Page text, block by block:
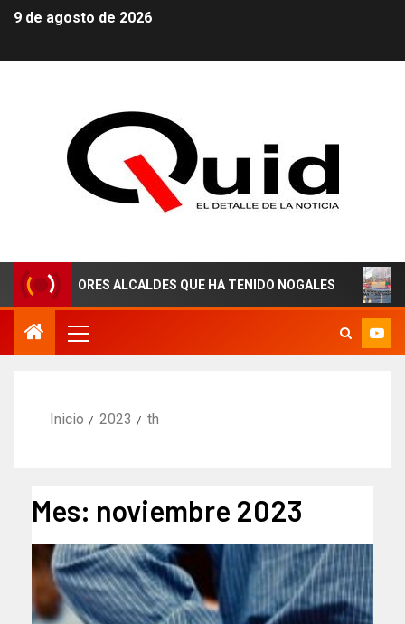
9 de agosto de 2026
ALCALDES QUE HA TENIDO NOGALES ¡AGUAS
Inicio 2023 th
Mes: noviembre 2023